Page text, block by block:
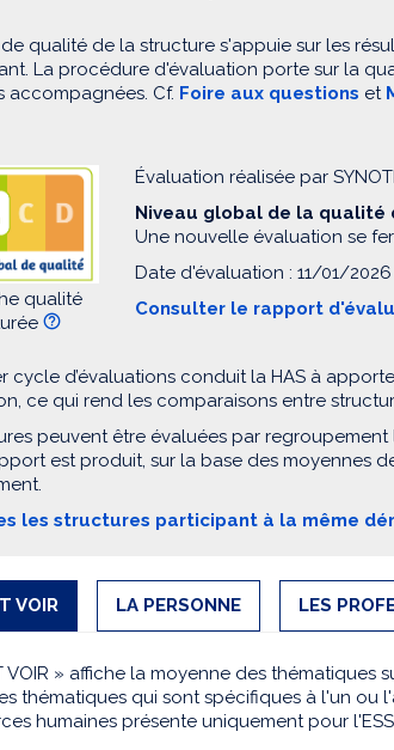
qualité de la structure s'appuie sur les
La procédure d'évaluation porte sur la
accompagnées. Cf. Foire aux questions et
qualité
Évaluation réalisée par
Niveau global de la
Une nouvelle évaluation se
Date d'évaluation : 11/01/2026
Consulter le rapport
cycle d’évaluations conduit la HAS à
ce qui rend les comparaisons entre
peuvent être évaluées par
est produit, sur la base des moyennes
les structures participant à la même
VOIR LA PERSONNE LES
VOIR » affiche la moyenne des thématiques
thématiques qui sont spécifiques à l'un ou
humaines présente uniquement pour